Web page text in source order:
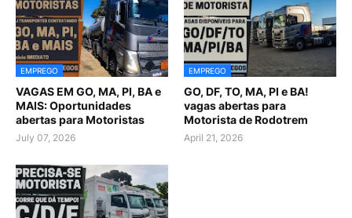
EMPREGO
VAGAS EM GO, MA, PI, BA e
MAIS: Oportunidades
abertas para Motoristas
July 07, 2026
EMPREGO
GO, DF, TO, MA, PI e BA!
vagas abertas para
Motorista de Rodotrem
April 21, 2026